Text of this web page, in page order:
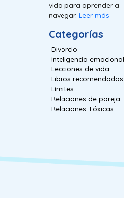
vida para aprender a
navegar. Leer más
Categorías
Divorcio
Inteligencia emocional
Lecciones de vida
Libros recomendados
Límites
Relaciones de pareja
Relaciones Tóxicas